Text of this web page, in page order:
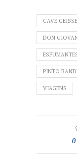
CAVE GEISSE
DON
PINTO
VIAGENS
0